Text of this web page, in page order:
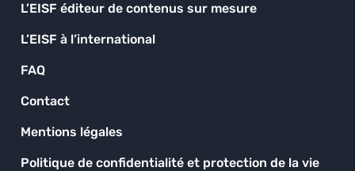
L’EISF éditeur de contenus sur mesure
L’EISF à l’international
FAQ
Contact
Mentions légales
Politique de confidentialité et protection de la vie